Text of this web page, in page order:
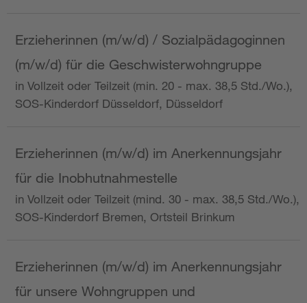
Erzieherinnen (m/w/d) / Sozialpädagoginnen
(m/w/d) für die Geschwisterwohngruppe
in Vollzeit oder Teilzeit (min. 20 - max. 38,5 Std./Wo.),
SOS-Kinderdorf Düsseldorf, Düsseldorf
Erzieherinnen (m/w/d) im Anerkennungsjahr
für die Inobhutnahmestelle
in Vollzeit oder Teilzeit (mind. 30 - max. 38,5 Std./Wo.),
SOS-Kinderdorf Bremen, Ortsteil Brinkum
Erzieherinnen (m/w/d) im Anerkennungsjahr
für unsere Wohngruppen und